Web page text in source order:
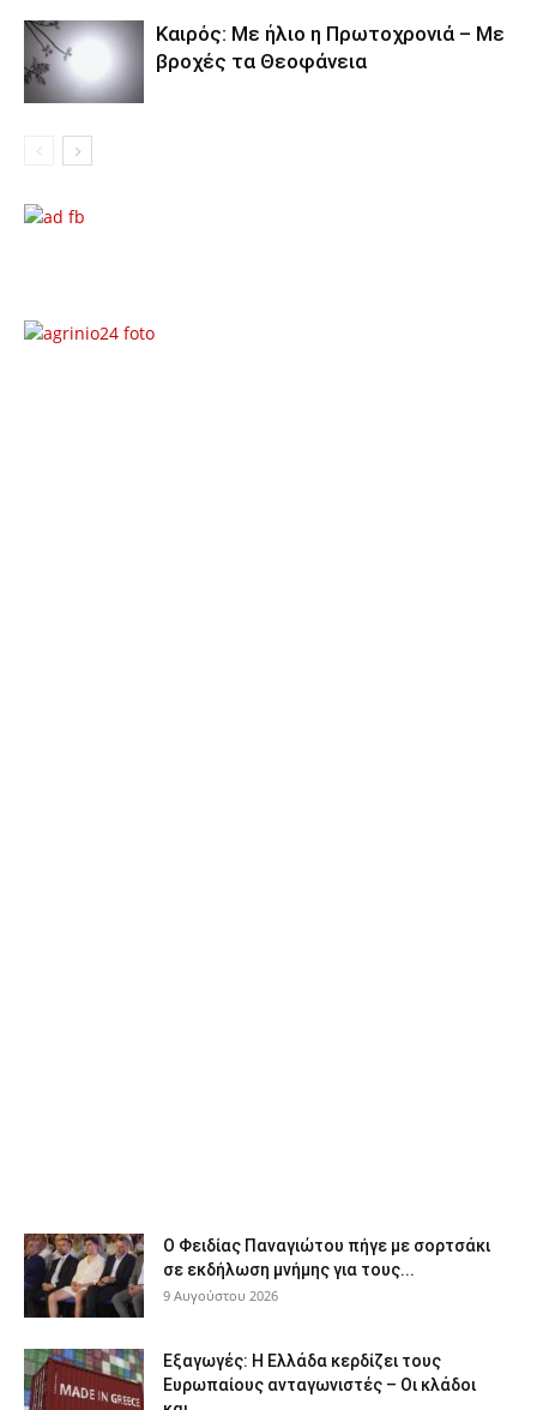
Καιρός: Με ήλιο η Πρωτοχρονιά – Με
βροχές τα Θεοφάνεια
Ο Φειδίας Παναγιώτου πήγε με σορτσάκι
σε εκδήλωση μνήμης για τους...
9 Αυγούστου 2026
Εξαγωγές: Η Ελλάδα κερδίζει τους
Ευρωπαίους ανταγωνιστές – Οι κλάδοι